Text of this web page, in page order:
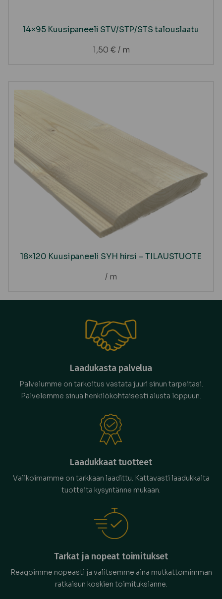
14×95 Kuusipaneeli STV/STP/STS talouslaatu
1,50 € / m
18×120 Kuusipaneeli SYH hirsi – TILAUSTUOTE
/ m
Laadukasta palvelua
Palvelumme on tarkoitus vastata juuri sinun tarpeitasi.
Palvelemme sinua henkilökohtaisesti alusta loppuun.
Laadukkaat tuotteet
Valikoimamme on tarkkaan laadittu. Kattavasti laadukkaita
tuotteita kysyntänne mukaan.
Tarkat ja nopeat toimitukset
Reagoimme nopeasti ja valitsemme aina mutkattomimman
ratkaisun koskien toimituksianne.